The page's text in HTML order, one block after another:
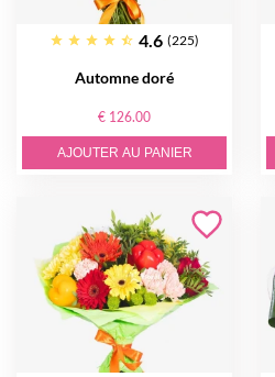
4.6 (225)
Automne doré
€ 126.00
AJOUTER AU PANIER